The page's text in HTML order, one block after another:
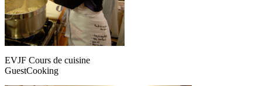
EVJF Cours de cuisine
GuestCooking